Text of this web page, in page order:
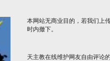
本网站无商业目的，若我们上
时内撤下。
天主教在线维护网友自由评论